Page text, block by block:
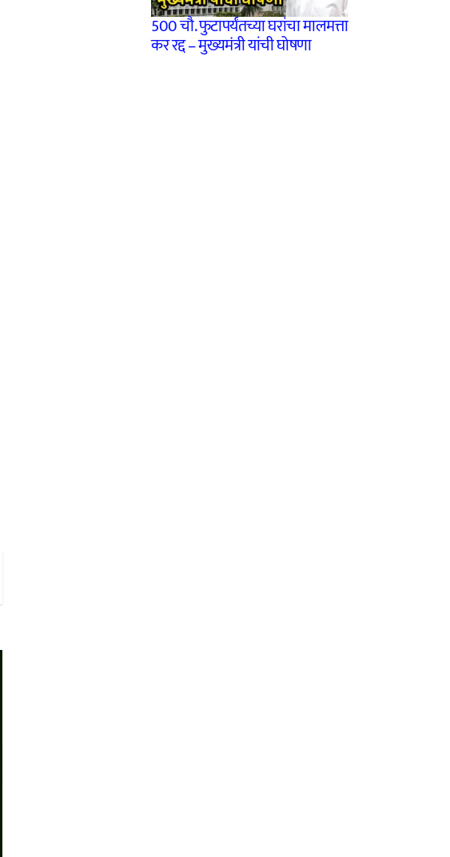
500 चौ. फुटापर्यंतच्या घरांचा मालमत्ता
कर रद्द – मुख्यमंत्री यांची घोषणा